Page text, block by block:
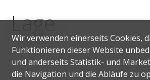
Lage
Wir verwenden einerseits Cookies,
Funktionieren dieser Website
und anderseits Statistik- und
die Navigation und die Abläufe zu